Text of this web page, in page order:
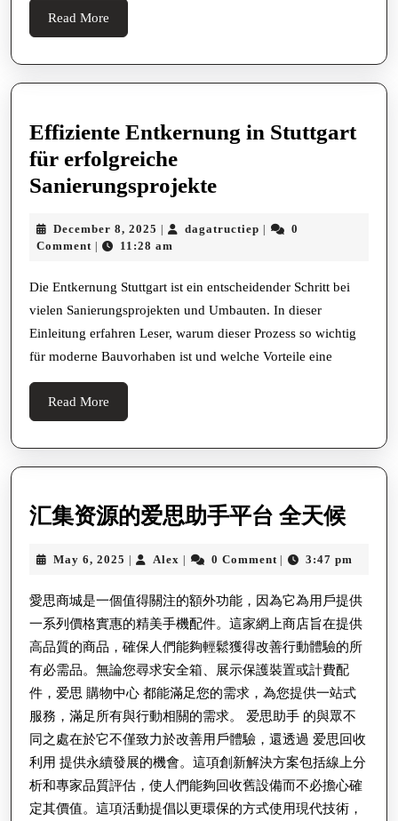
Read More
More
Effiziente Entkernung in Stuttgart
für erfolgreiche
SanierungsprojekteEffiziente
in
für
erfolgreiche
December 8, 2025 December
8,
| dagatructiep dagatructiep
|
0
Comment | 11:28 am
Die Entkernung Stuttgart ist ein entscheidender Schritt bei
vielen Sanierungsprojekten und Umbauten. In dieser
Einleitung erfahren Leser, warum dieser Prozess so wichtig
für moderne Bauvorhaben ist und welche Vorteile eine
Read More
More
汇集资源的爱思助手平台 全天候汇
资
源
的
爱
思
助
手
平
台
全
May 6, 2025 May
2025
| Alex Alex
| 0 Comment | 3:47 pm
愛思商城是一個值得關注的額外功能，因為它為用戶提供
一系列價格實惠的精美手機配件。這家網上商店旨在提供
高品質的商品，確保人們能夠輕鬆獲得改善行動體驗的所
有必需品。無論您尋求安全箱、展示保護裝置或計費配
件，爱思 購物中心 都能滿足您的需求，為您提供一站式
服務，滿足所有與行動相關的需求。 爱思助手 的與眾不
同之處在於它不僅致力於改善用戶體驗，還透過 爱思回收
利用 提供永續發展的機會。這項創新解決方案包括線上分
析和專家品質評估，使人們能夠回收舊設備而不必擔心確
定其價值。這項活動提倡以更環保的方式使用現代技術，